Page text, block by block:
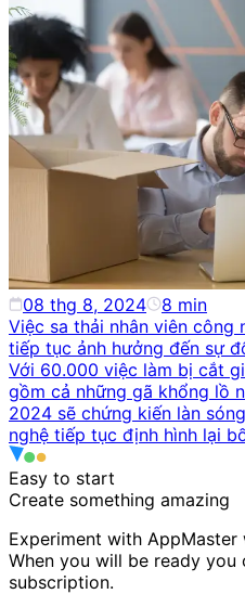
08 thg 8, 2024 8 min
Việc sa thải nhân viên công
tiếp tục ảnh hưởng đến sự
Với 60.000 việc làm bị cắt
gồm cả những gã khổng lồ
2024 sẽ chứng kiến làn
nghệ tiếp tục định hình lại
Easy to start
Create something amazing
Experiment with AppMaster
When you will be ready
subscription.